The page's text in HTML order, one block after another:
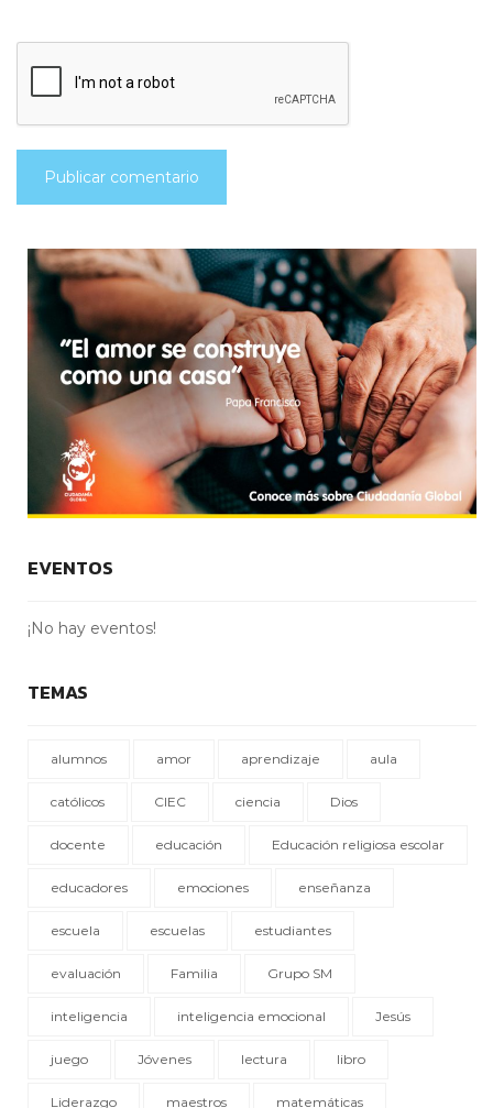
EVENTOS
¡No hay eventos!
TEMAS
alumnos amor aprendizaje aula
católicos CIEC ciencia Dios
docente educación Educación religiosa escolar
educadores emociones enseñanza
escuela escuelas estudiantes
evaluación Familia Grupo SM
inteligencia inteligencia emocional Jesús
juego Jóvenes lectura libro
Liderazgo maestros matemáticas